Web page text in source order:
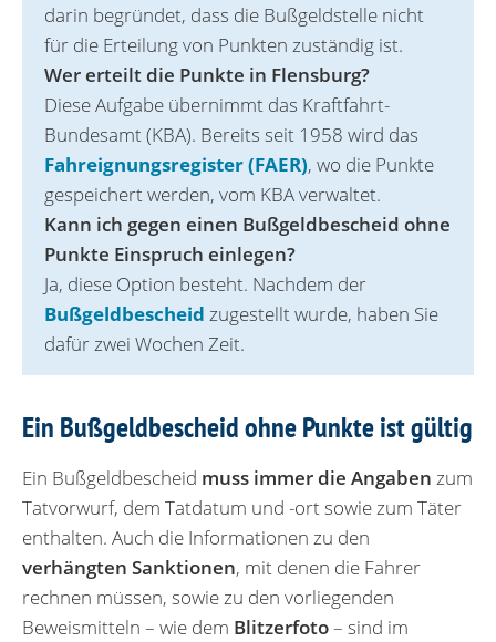
darin begründet, dass die Bußgeldstelle nicht
für die Erteilung von Punkten zuständig ist.
Wer erteilt die Punkte in Flensburg?
Diese Aufgabe übernimmt das Kraftfahrt-
Bundesamt (KBA). Bereits seit 1958 wird das
Fahreignungsregister (FAER), wo die Punkte
gespeichert werden, vom KBA verwaltet.
Kann ich gegen einen Bußgeldbescheid ohne
Punkte Einspruch einlegen?
Ja, diese Option besteht. Nachdem der
Bußgeldbescheid zugestellt wurde, haben Sie
dafür zwei Wochen Zeit.
Ein Bußgeldbescheid ohne Punkte ist gültig
Ein Bußgeldbescheid muss immer die Angaben zum
Tatvorwurf, dem Tatdatum und -ort sowie zum Täter
enthalten. Auch die Informationen zu den
verhängten Sanktionen, mit denen die Fahrer
rechnen müssen, sowie zu den vorliegenden
Beweismitteln – wie dem Blitzerfoto– sind im